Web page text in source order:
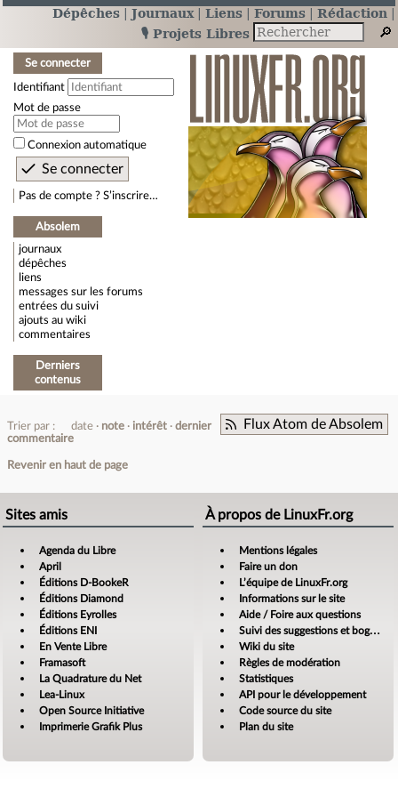
Dépêches Journaux Liens Forums
Rédaction
🎙️ Projets Libres
Se connecter
Identifiant
Mot de passe
Connexion automatique
Pas de compte ? S’inscrire…
Absolem
journaux
dépêches
liens
messages sur les forums
entrées du suivi
ajouts au wiki
commentaires
Derniers
contenus
Flux Atom de Absolem
Trier par : date note intérêt
dernier
commentaire
Revenir en haut de page
Sites amis
Agenda du Libre
April
Éditions D-BookeR
Éditions Diamond
Éditions Eyrolles
Éditions ENI
En Vente Libre
Framasoft
La Quadrature du Net
Lea-Linux
Open Source Initiative
Imprimerie Grafik Plus
À propos de LinuxFr.org
Mentions légales
Faire un don
L’équipe de LinuxFr.org
Informations sur le site
Aide / Foire aux questions
Suivi des suggestions et bogues
Wiki du site
Règles de modération
Statistiques
API pour le développement
Code source du site
Plan du site